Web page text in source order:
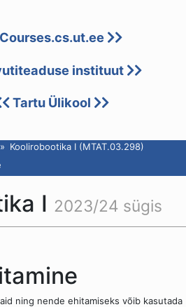
Courses.cs.ut.ee
instituut
Tartu Ülikool
Koolirobootika I (MTAT.03.298)
I 2023/24 sügis
ning nende ehitamiseks võib kasutada